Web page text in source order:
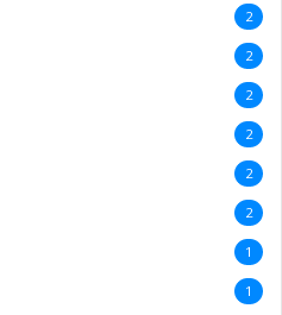
2
2
2
2
2
2
1
1